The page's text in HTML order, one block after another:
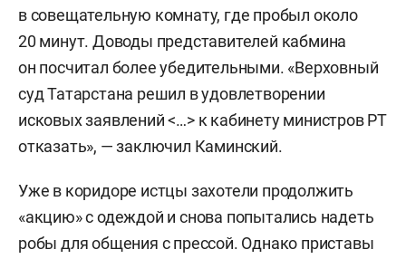
в совещательную комнату, где пробыл около
20 минут. Доводы представителей кабмина
он посчитал более убедительными. «Верховный
суд Татарстана решил в удовлетворении
исковых заявлений <…> к кабинету министров РТ
отказать», — заключил Каминский.
Уже в коридоре истцы захотели продолжить
«акцию» с одеждой и снова попытались надеть
робы для общения с прессой. Однако приставы